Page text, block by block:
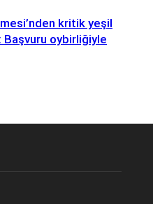
kritik yeşil
Başvuru oybirliğiyle